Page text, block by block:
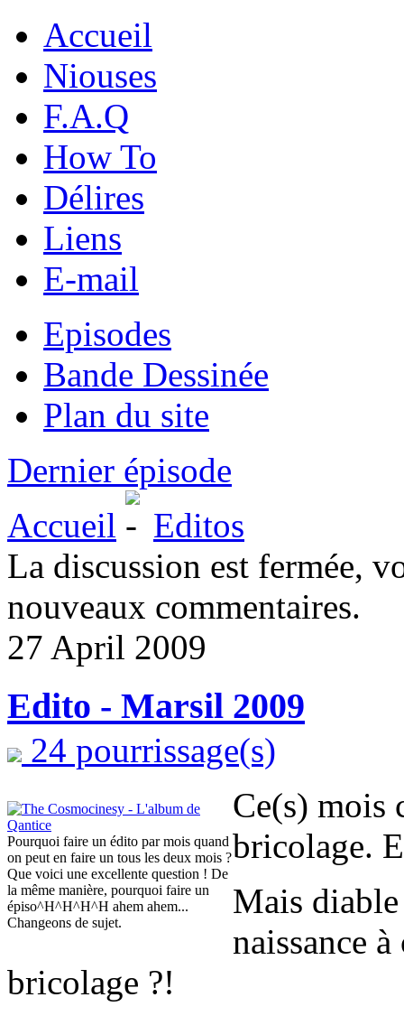
Accueil
Niouses
F.A.Q
How To
Délires
Liens
E-mail
Episodes
Bande Dessinée
Plan du site
Dernier épisode
Accueil
Editos
La discussion est fermée,
nouveaux commentaires.
27 April 2009
Edito - Marsil 2009
24 pourrissage(s)
Pourquoi faire un édito par mois quand
on peut en faire un tous les deux mois ?
Que voici une excellente question ! De
la même manière, pourquoi faire un
épiso^H^H^H^H ahem ahem...
Changeons de sujet.
Ce(s) mois
bricolage.
Mais
naissance
bricolage ?!